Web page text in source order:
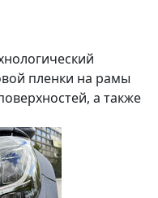
пленки на рамы
а также